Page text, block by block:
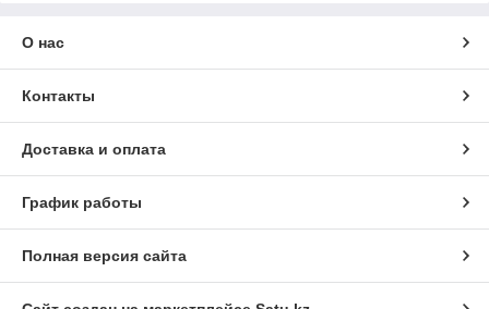
О нас
Контакты
Доставка и оплата
График работы
Полная версия сайта